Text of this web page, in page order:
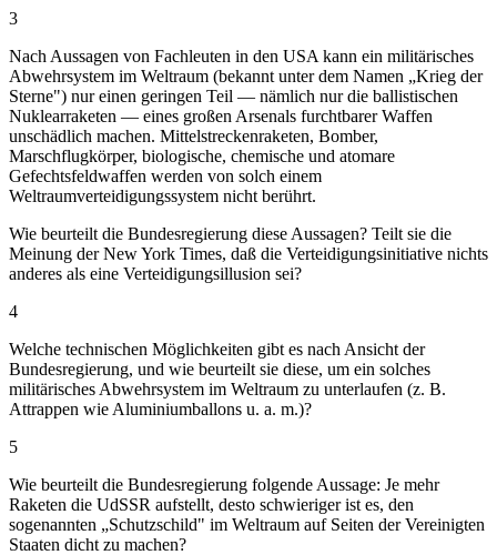
3
Nach Aussagen von Fachleuten in den USA kann ein militärisches
Abwehrsystem im Weltraum (bekannt unter dem Namen „Krieg der
Sterne") nur einen geringen Teil — nämlich nur die ballistischen
Nuklearraketen — eines großen Arsenals furchtbarer Waffen
unschädlich machen. Mittelstreckenraketen, Bomber,
Marschflugkörper, biologische, chemische und atomare
Gefechtsfeldwaffen werden von solch einem
Weltraumverteidigungssystem nicht berührt.
Wie beurteilt die Bundesregierung diese Aussagen? Teilt sie die
Meinung der New York Times, daß die Verteidigungsinitiative nichts
anderes als eine Verteidigungsillusion sei?
4
Welche technischen Möglichkeiten gibt es nach Ansicht der
Bundesregierung, und wie beurteilt sie diese, um ein solches
militärisches Abwehrsystem im Weltraum zu unterlaufen (z. B.
Attrappen wie Aluminiumballons u. a. m.)?
5
Wie beurteilt die Bundesregierung folgende Aussage: Je mehr
Raketen die UdSSR aufstellt, desto schwieriger ist es, den
sogenannten „Schutzschild" im Weltraum auf Seiten der Vereinigten
Staaten dicht zu machen?